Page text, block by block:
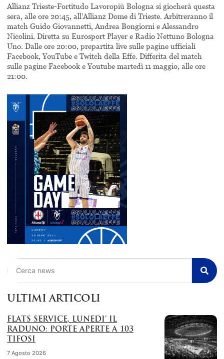
Allianz Trieste-Fortitudo Lavoropiù Bologna si giocherà questa
sera, alle ore 20:45, all’Allianz Dome di Trieste. Arbitreranno il
match Guido Giovannetti, Andrea Bongiorni e Alessandro
Nicolini. Diretta su Eurosport Player e Radio Nettuno Bologna
Uno. Dalle ore 20:00, prepartita live sulle pagine ufficiali
Facebook, YouTube e Twitch della Effe. Differita del match
sulle pagine Facebook e Youtube martedì 11 maggio, alle ore
21:00.
ULTIMI ARTICOLI
FLATS SERVICE, LUNEDI’ IL
RADUNO: PORTE APERTE A 103
TIFOSI
7 Agosto 2026